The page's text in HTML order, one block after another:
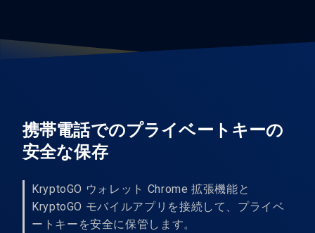
携帯電話でのプライベートキーの
安全な保存
KryptoGO ウォレット Chrome 拡張機能と
KryptoGO モバイルアプリを接続して、プライベ
ートキーを安全に保管します。